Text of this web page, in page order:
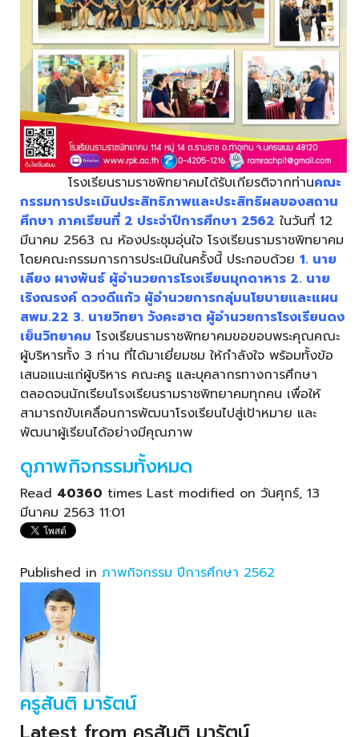
โรงเรียนรามราชพิทยาคมได้รับเกียรติจากท่านคณะ
กรรมการประเมินประสิทธิภาพและประสิทธิผลของสถาน
ศึกษา ภาคเรียนที่ 2 ประจำปีการศึกษา 2562 ในวันที่ 12
มีนาคม 2563 ณ ห้องประชุมอุ่นใจ โรงเรียนรามราชพิทยาคม
โดยคณะกรรมการการประเมินในครั้งนี้ ประกอบด้วย 1. นาย
เลียง ผางพันธ์ ผู้อำนวยการโรงเรียนมุกดาหาร 2. นาย
เริงณรงค์ ดวงดีแก้ว ผู้อำนวยการกลุ่มนโยบายและแผน
สพม.22 3. นายวิทยา วังคะฮาต ผู้อำนวยการโรงเรียนดง
เย็นวิทยาคม โรงเรียนรามราชพิทยาคมขอขอบพระคุณคณะ
ผู้บริหารทั้ง 3 ท่าน ที่ได้มาเยี่ยมชม ให้กำลังใจ พร้อมทั้งข้อ
เสนอแนะแก่ผู้บริหาร คณะครู และบุคลากรทางการศึกษา
ตลอดจนนักเรียนโรงเรียนรามราชพิทยาคมทุกคน เพื่อให้
สามารถขับเคลื่อนการพัฒนาโรงเรียนไปสู่เป้าหมาย และ
พัฒนาผู้เรียนได้อย่างมีคุณภาพ
ดูภาพกิจกรรมทั้งหมด
Read 40360 times Last modified on วันศุกร์, 13
มีนาคม 2563 11:01
Published in ภาพกิจกรรม ปีการศึกษา 2562
ครูสันติ มารัตน์